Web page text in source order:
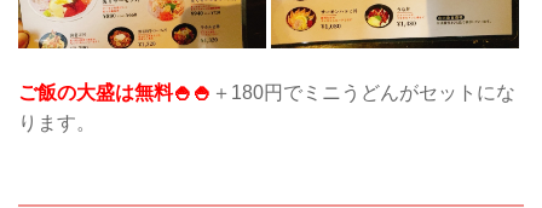
ご飯の大盛は無料🍚🍚 ＋180円でミニうどんがセットにな
ります。